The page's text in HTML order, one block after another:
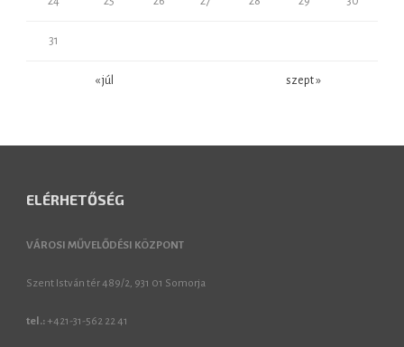
31
« júl szept »
ELÉRHETŐSÉG
VÁROSI MŰVELŐDÉSI KÖZPONT
Szent István tér 489/2, 931 01 Somorja
tel.: +421-31-562 22 41